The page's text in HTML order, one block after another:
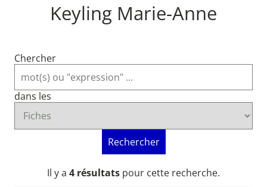
Keyling Marie-Anne
Chercher
dans les
Rechercher
Il y a 4 résultats pour cette recherche.